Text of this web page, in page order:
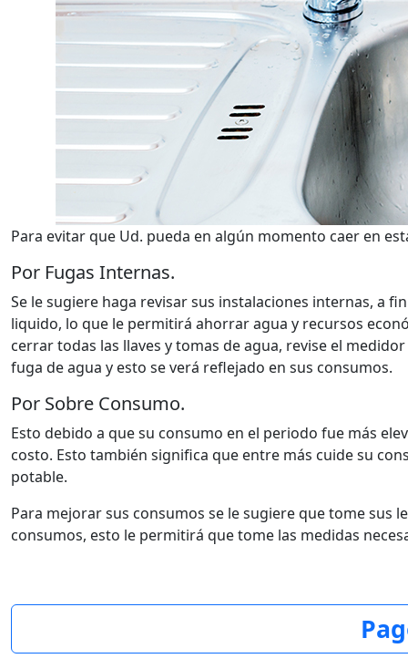
Para evitar que Ud. pueda en algún momento caer en
Por Fugas Internas.
Se le sugiere haga revisar sus instalaciones internas, a
liquido, lo que le permitirá ahorrar agua y recursos
cerrar todas las llaves y tomas de agua, revise el
fuga de agua y esto se verá reflejado en sus consumos.
Por Sobre Consumo.
Esto debido a que su consumo en el periodo fue más
costo. Esto también significa que entre más cuide su
potable.
Para mejorar sus consumos se le sugiere que tome sus
consumos, esto le permitirá que tome las medidas